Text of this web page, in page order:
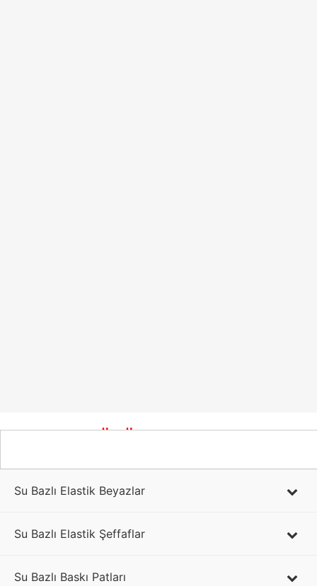
SU BAZLI ÜRÜNLER
Su Bazlı Elastik Beyazlar
Su Bazlı Elastik Şeffaflar
Su Bazlı Baskı Patları